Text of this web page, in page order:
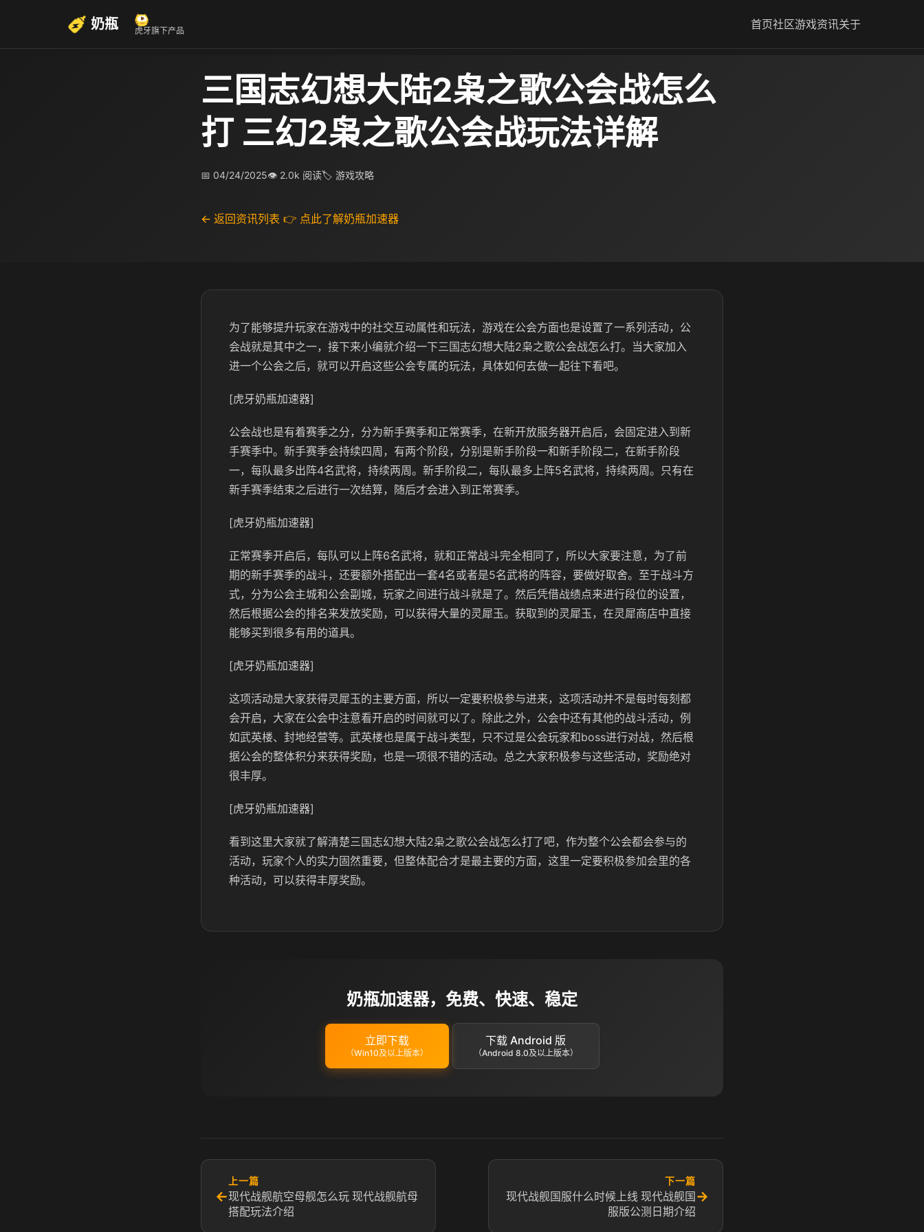
奶瓶 虎牙旗下产品 首页社区游戏资讯关于
三国志幻想大陆2枭之歌公会战怎么
打 三幻2枭之歌公会战玩法详解
📅 04/24/2025👁 2.0k 阅读🏷 游戏攻略
← 返回资讯列表 👉 点此了解奶瓶加速器
为了能够提升玩家在游戏中的社交互动属性和玩法，游戏在公会方面也是设置了一系列活动，公
会战就是其中之一，接下来小编就介绍一下三国志幻想大陆2枭之歌公会战怎么打。当大家加入
进一个公会之后，就可以开启这些公会专属的玩法，具体如何去做一起往下看吧。
[虎牙奶瓶加速器]
公会战也是有着赛季之分，分为新手赛季和正常赛季，在新开放服务器开启后，会固定进入到新
手赛季中。新手赛季会持续四周，有两个阶段，分别是新手阶段一和新手阶段二，在新手阶段
一，每队最多出阵4名武将，持续两周。新手阶段二，每队最多上阵5名武将，持续两周。只有在
新手赛季结束之后进行一次结算，随后才会进入到正常赛季。
[虎牙奶瓶加速器]
正常赛季开启后，每队可以上阵6名武将，就和正常战斗完全相同了，所以大家要注意，为了前
期的新手赛季的战斗，还要额外搭配出一套4名或者是5名武将的阵容，要做好取舍。至于战斗方
式，分为公会主城和公会副城，玩家之间进行战斗就是了。然后凭借战绩点来进行段位的设置，
然后根据公会的排名来发放奖励，可以获得大量的灵犀玉。获取到的灵犀玉，在灵犀商店中直接
能够买到很多有用的道具。
[虎牙奶瓶加速器]
这项活动是大家获得灵犀玉的主要方面，所以一定要积极参与进来，这项活动并不是每时每刻都
会开启，大家在公会中注意看开启的时间就可以了。除此之外，公会中还有其他的战斗活动，例
如武英楼、封地经营等。武英楼也是属于战斗类型，只不过是公会玩家和boss进行对战，然后根
据公会的整体积分来获得奖励，也是一项很不错的活动。总之大家积极参与这些活动，奖励绝对
很丰厚。
[虎牙奶瓶加速器]
看到这里大家就了解清楚三国志幻想大陆2枭之歌公会战怎么打了吧，作为整个公会都会参与的
活动，玩家个人的实力固然重要，但整体配合才是最主要的方面，这里一定要积极参加会里的各
种活动，可以获得丰厚奖励。
奶瓶加速器，免费、快速、稳定
立即下载
（Win10及以上版本）
下载 Android 版
（Android 8.0及以上版本）
←
上一篇
现代战舰航空母舰怎么玩 现代战舰航母
搭配玩法介绍
下一篇
现代战舰国服什么时候上线 现代战舰国
服版公测日期介绍
→